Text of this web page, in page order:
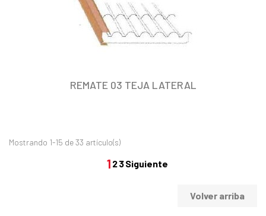
REMATE 03 TEJA LATERAL
Mostrando 1-15 de 33 artículo(s)
1 23Siguiente
Volver arriba